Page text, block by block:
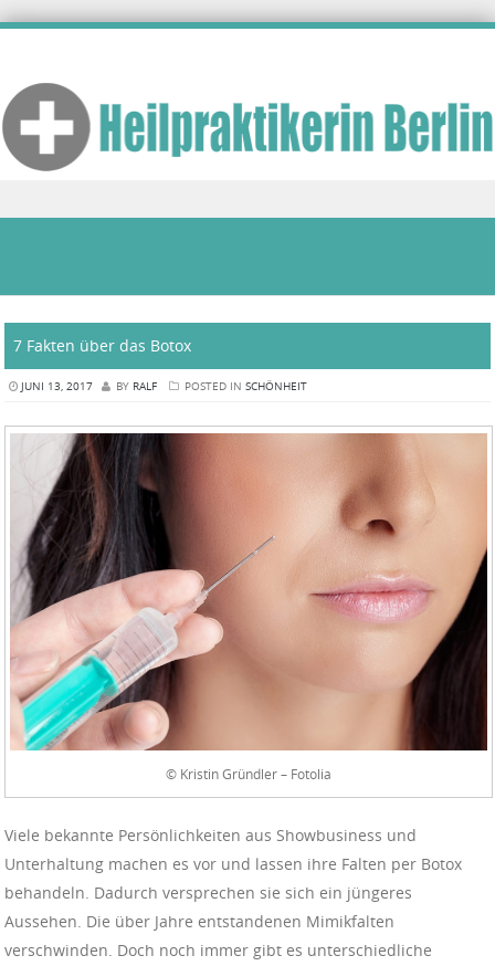
7 Fakten über das Botox
JUNI 13, 2017 BY RALF POSTED IN SCHÖNHEIT
© Kristin Gründler – Fotolia
Viele bekannte Persönlichkeiten aus Showbusiness und
Unterhaltung machen es vor und lassen ihre Falten per Botox
behandeln. Dadurch versprechen sie sich ein jüngeres
Aussehen. Die über Jahre entstandenen Mimikfalten
verschwinden. Doch noch immer gibt es unterschiedliche